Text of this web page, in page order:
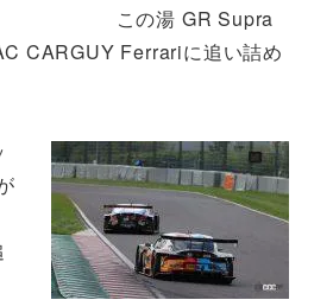
この湯 GR Supra
CARGUY Ferrariに追い詰め